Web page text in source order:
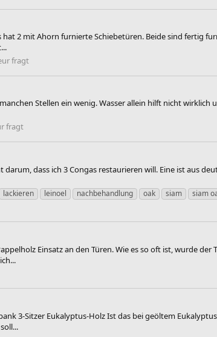
2 mit Ahorn furnierte Schiebetüren. Beide sind fertig
fragt
Stellen ein wenig. Wasser allein hilft nicht wirklich
fragt
dass ich 3 Congas restaurieren will. Eine ist aus
lackieren leinoel nachbehandlung oak siam
siam
Einsatz an den Türen. Wie es so oft ist, wurde der
3-Sitzer Eukalyptus-Holz Ist das bei geöltem